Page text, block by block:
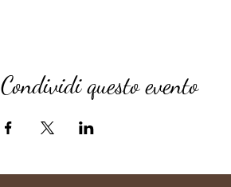
Condividi questo evento